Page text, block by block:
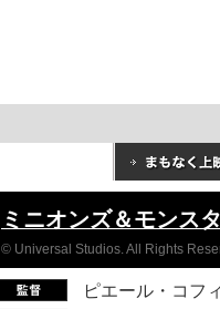
ミニオンズ＆モンス
© Universal Studios. All Rights
ピエール・コフ